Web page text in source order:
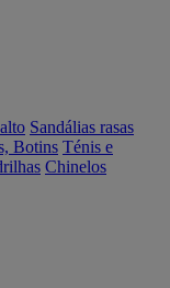
Sandálias rasas
Botins Ténis e
Chinelos